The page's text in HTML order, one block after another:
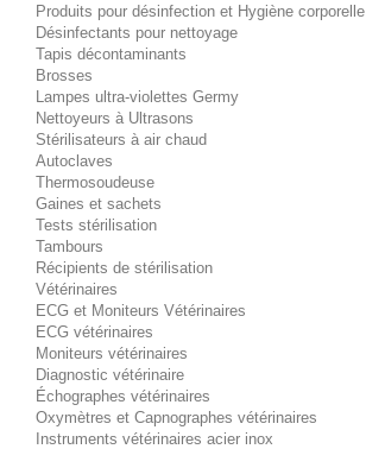
Produits pour désinfection et Hygiène corporelle
Désinfectants pour nettoyage
Tapis décontaminants
Brosses
Lampes ultra-violettes Germy
Nettoyeurs à Ultrasons
Stérilisateurs à air chaud
Autoclaves
Thermosoudeuse
Gaines et sachets
Tests stérilisation
Tambours
Récipients de stérilisation
Vétérinaires
ECG et Moniteurs Vétérinaires
ECG vétérinaires
Moniteurs vétérinaires
Diagnostic vétérinaire
Échographes vétérinaires
Oxymètres et Capnographes vétérinaires
Instruments vétérinaires acier inox